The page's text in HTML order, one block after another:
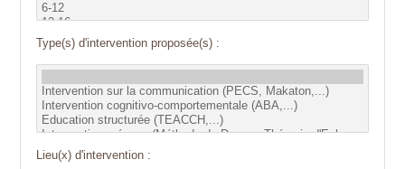
Type(s) d'intervention proposée(s) :
Lieu(x) d'intervention :